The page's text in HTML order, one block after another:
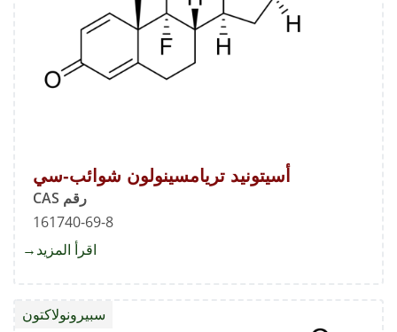
أسيتونيد تريامسينولون شوائب-سي
رقم CAS
161740-69-8
اقرأ المزيد
سبيرونولاكتون